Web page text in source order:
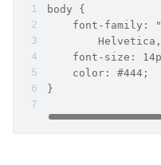
body {
font-family:
font-size:
    color: #444;
}